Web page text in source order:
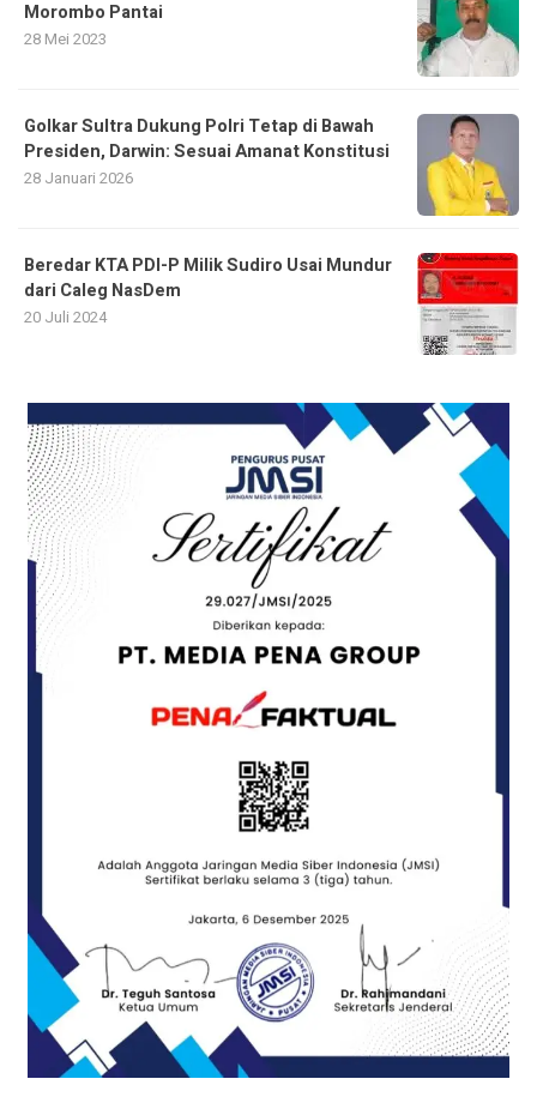
Morombo Pantai
28 Mei 2023
Golkar Sultra Dukung Polri Tetap di Bawah
Presiden, Darwin: Sesuai Amanat Konstitusi
28 Januari 2026
Beredar KTA PDI-P Milik Sudiro Usai Mundur
dari Caleg NasDem
20 Juli 2024